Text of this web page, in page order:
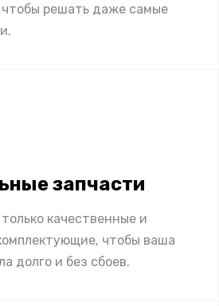
решать даже самые
запчасти
качественные и
чтобы ваша
долго и без сбоев.